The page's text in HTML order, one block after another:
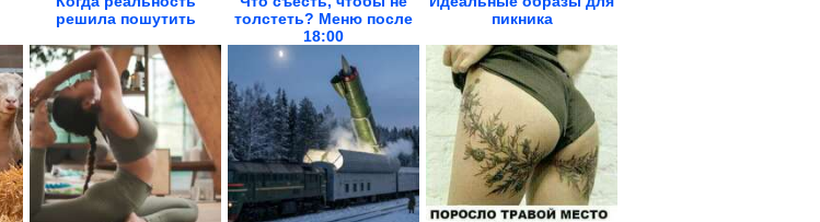
решила пошутить
толстеть? Меню после
18:00
пикника